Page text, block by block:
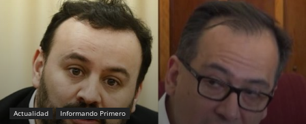
Actualidad Informando Primero